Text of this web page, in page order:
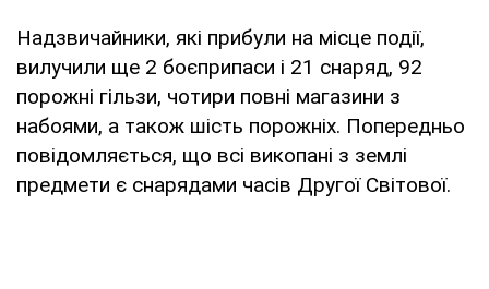
Надзвичайники, які прибули на місце події,
вилучили ще 2 боєприпаси і 21 снаряд, 92
порожні гільзи, чотири повні магазини з
набоями, а також шість порожніх. Попередньо
повідомляється, що всі викопані з землі
предмети є снарядами часів Другої Світової.